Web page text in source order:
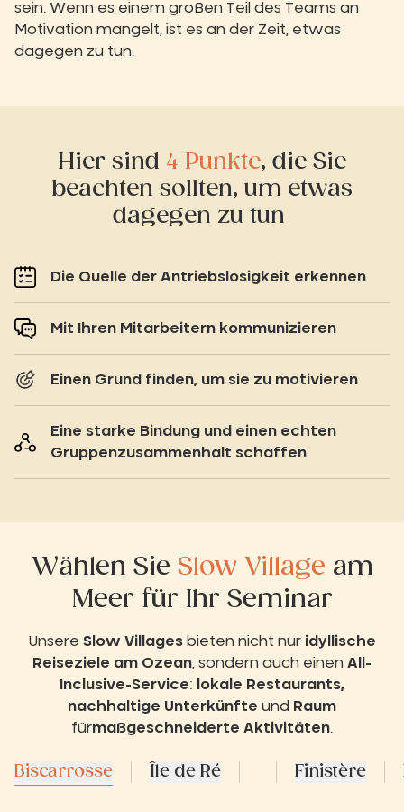
sein. Wenn es einem großen Teil des Teams an
Motivation mangelt, ist es an der Zeit, etwas
dagegen zu tun.
Hier sind 4 Punkte, die Sie
beachten sollten, um etwas
dagegen zu tun
Die Quelle der Antriebslosigkeit erkennen
Mit Ihren Mitarbeitern kommunizieren
Einen Grund finden, um sie zu motivieren
Eine starke Bindung und einen echten
Gruppenzusammenhalt schaffen
Wählen Sie Slow Village am
Meer für Ihr Seminar
Unsere Slow Villages bieten nicht nur idyllische
Reiseziele am Ozean, sondern auch einen All-
Inclusive-Service:
lokale Restaurants,
nachhaltige Unterkünfte und Raum
fürmaßgeschneiderte Aktivitäten.
Biscarrosse Île de Ré Finistère